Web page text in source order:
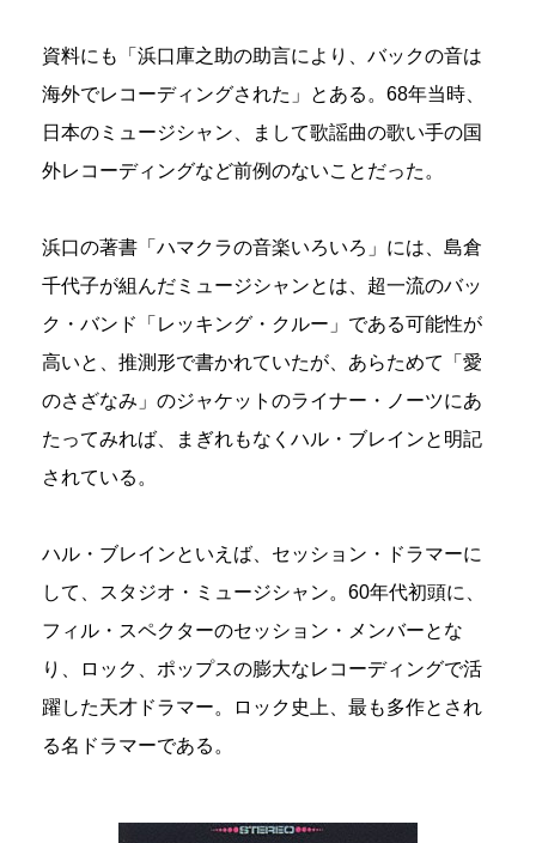
資料にも「浜口庫之助の助言により、バックの音は
海外でレコーディングされた」とある。68年当時、
日本のミュージシャン、まして歌謡曲の歌い手の国
外レコーディングなど前例のないことだった。
浜口の著書「ハマクラの音楽いろいろ」には、島倉
千代子が組んだミュージシャンとは、超一流のバッ
ク・バンド「レッキング・クルー」である可能性が
高いと、推測形で書かれていたが、あらためて「愛
のさざなみ」のジャケットのライナー・ノーツにあ
たってみれば、まぎれもなくハル・ブレインと明記
されている。
ハル・ブレインといえば、セッション・ドラマーに
して、スタジオ・ミュージシャン。60年代初頭に、
フィル・スペクターのセッション・メンバーとな
り、ロック、ポップスの膨大なレコーディングで活
躍した天才ドラマー。ロック史上、最も多作とされ
る名ドラマーである。